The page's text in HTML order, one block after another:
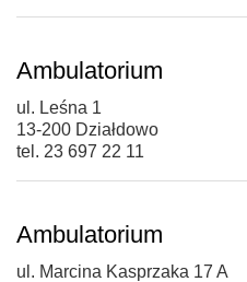
Ambulatorium
ul. Leśna 1
13-200 Działdowo
tel. 23 697 22 11
Ambulatorium
ul. Marcina Kasprzaka 17 A